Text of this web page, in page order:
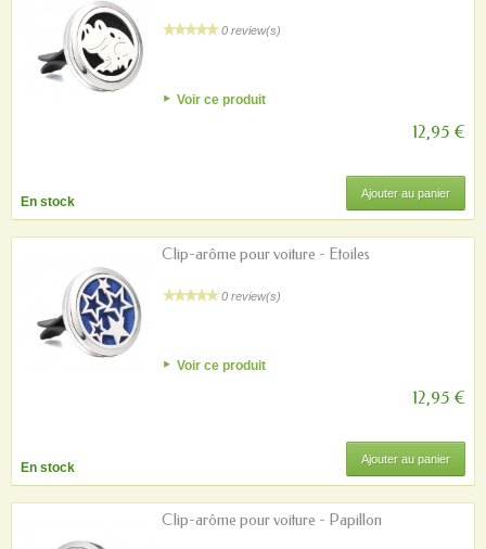
0 review(s)
Voir ce produit
12,95 €
En stock
Ajouter au panier
Clip-arôme pour voiture - Etoiles
0 review(s)
Voir ce produit
12,95 €
En stock
Ajouter au panier
Clip-arôme pour voiture - Papillon